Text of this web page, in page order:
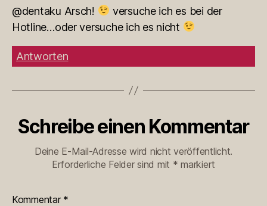
@dentaku Arsch!
versuche ich es bei der
Hotline…oder versuche ich es nicht
Antworten
Schreibe einen Kommentar
Deine E-Mail-Adresse wird nicht veröffentlicht.
Erforderliche Felder sind mit * markiert
Kommentar *